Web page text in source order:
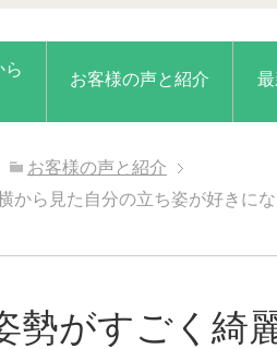
ら
お客様の声と紹介
お客様の声と紹介
から見た自分の立ち姿が好きに
勢がすごく綺